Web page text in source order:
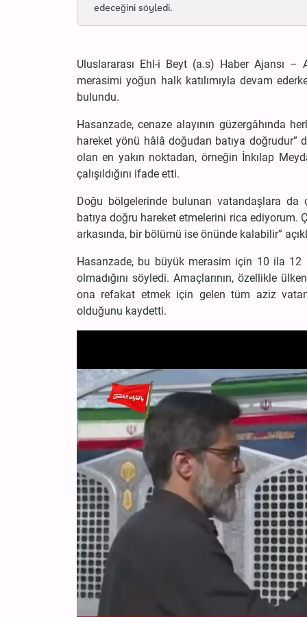
edeceğini söyledi.
Uluslararası Ehl-i Beyt (a.s) Haber Ajansı –
merasimi yoğun halk katılımıyla devam
bulundu.
Hasanzade, cenaze alayının güzergâhında
hareket yönü hâlâ doğudan batıya doğrudur”
olan en yakın noktadan, örneğin İnkılap
çalışıldığını ifade etti.
Doğu bölgelerinde bulunan vatandaşlara da
batıya doğru hareket etmelerini rica ediyorum.
arkasında, bir bölümü ise önünde kalabilir”
Hasanzade, bu büyük merasim için 10 ila
olmadığını söyledi. Amaçlarının, özellikle
ona refakat etmek için gelen tüm aziz
olduğunu kaydetti.